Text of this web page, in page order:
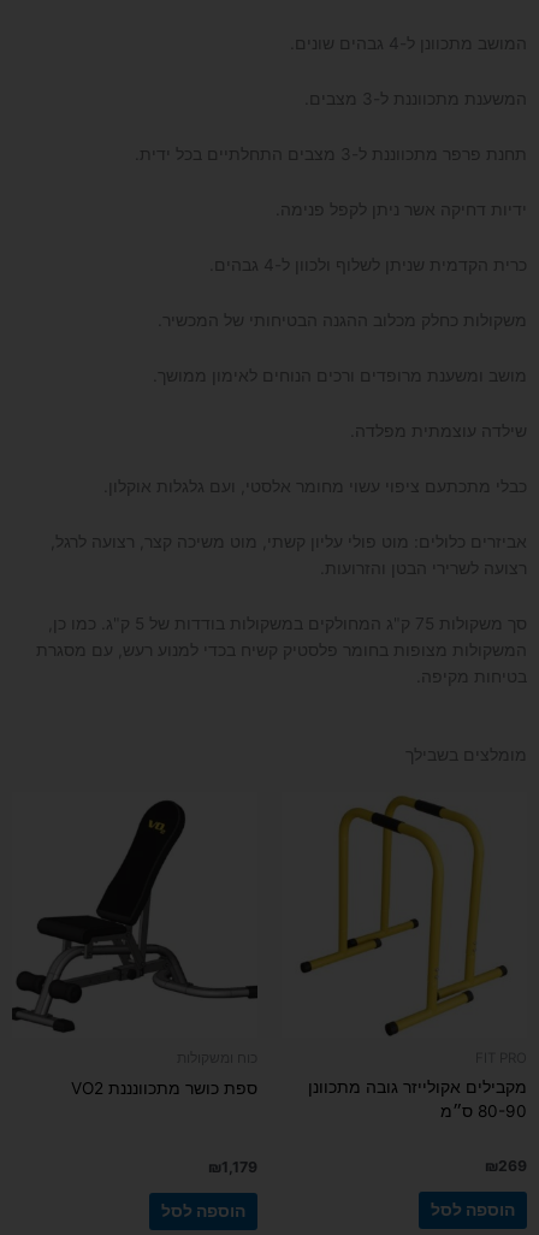
המושב מתכוונן ל-4 גבהים שונים.
המשענת מתכווננת ל-3 מצבים.
תחנת פרפר מתכווננת ל-3 מצבים התחלתיים בכל ידית.
ידיות דחיקה אשר ניתן לקפל פנימה.
כרית הקדמית שניתן לשלוף ולכוון ל-4 גבהים.
משקולות כחלק מכלוב ההגנה הבטיחותי של המכשיר.
מושב ומשענת מרופדים ורכים הנוחים לאימון ממושך.
שילדה עוצמתית מפלדה.
כבלי מתכתעם ציפוי עשוי מחומר אלסטי, ועם גלגלות אוקלון.
אביזרים כלולים: מוט פולי עליון קשתי, מוט משיכה קצר, רצועה לרגל,
רצועה לשרירי הבטן והזרועות.
סך משקולות 75 ק"ג המחולקים במשקולות בודדות של 5 ק"ג. כמו כן,
המשקולות מצופות בחומר פלסטיק קשיח בכדי למנוע רעש, עם מסגרת
בטיחות מקיפה.
מומלצים בשבילך
מקבילים אקולייזר גובה מתכוונן
80-90 ס״מ
₪269
הוספה לסל
ספת כושר מתכוונננת VO2
₪1,179
הוספה לסל